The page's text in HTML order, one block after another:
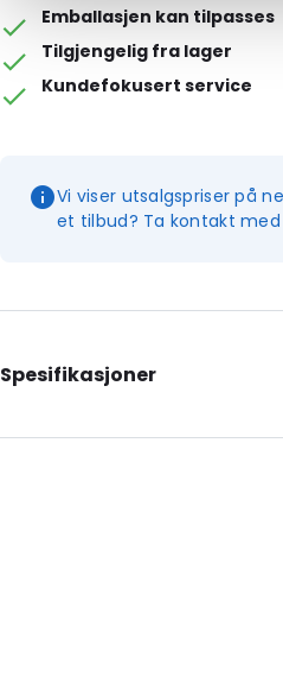
Emballasjen kan tilpasses
Tilgjengelig fra lager
Kundefokusert service
Vi viser utsalgspriser på
et tilbud? Ta kontakt med
Spesifikasjoner
Internal Length: 185